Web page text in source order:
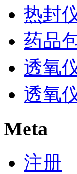
热封
药品
透氧
透氧
Meta
注册